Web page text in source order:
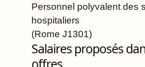
Personnel polyvalent des
hospitaliers
(Rome J1301)
Salaires proposés
offres